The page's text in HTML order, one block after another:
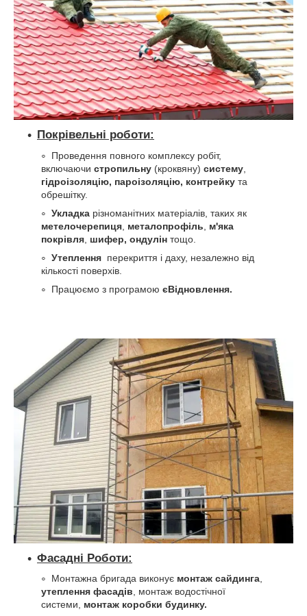
Покрівельні роботи:
Проведення повного комплексу робіт,
включаючи стропильну (кроквяну) систему
гідроізоляцію, пароізоляцію, контрейку та
обрешітку.
Укладка різноманітних матеріалів, таких як
метелочерепиця металопрофіль
м'яка
покрівля шифер, ондулін тощо.
Утеплення перекриття і даху, незалежно від
кількості поверхів.
Працюємо з програмою єВідновлення.
Фасадні Роботи:
Монтажна бригада виконує монтаж сайдинга,
утеплення фасадів, монтаж водостічної
системи, монтаж коробки будинку.